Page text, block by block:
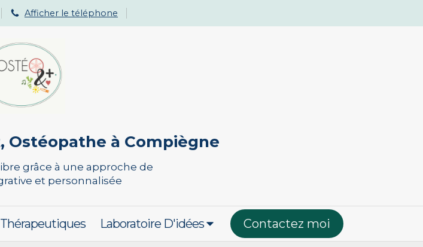
Afficher le téléphone
Ostéopathe à Compiègne
grâce à une approche de
et personnalisée
Laboratoire D'idées Contactez moi